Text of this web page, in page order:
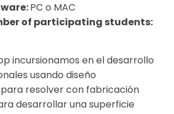
PC o MAC
of participating students:
incursionamos en el desarrollo
usando diseño
resolver con fabricación
desarrollar una superficie